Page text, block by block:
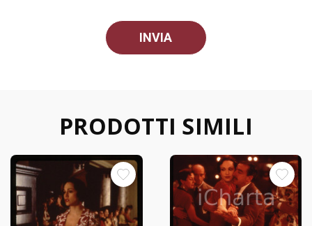
PRODOTTI SIMILI